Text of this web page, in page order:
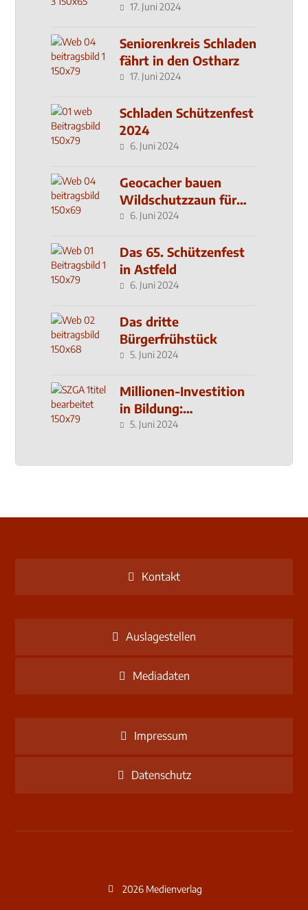
17. Juni 2024
Seniorenkreis Schladen
fährt in den Ostharz
17. Juni 2024
Schladen Schützenfest
2024
6. Juni 2024
Geocacher bauen
Wildschutzzaun für
den MachMit! Wald
6. Juni 2024
Das 65. Schützenfest
in Astfeld
6. Juni 2024
Das dritte
Bürgerfrühstück
5. Juni 2024
Millionen-Investition
in Bildung:
Schulzentrum-Neubau
5. Juni 2024
Kontakt
Auslagestellen
Mediadaten
Impressum
Datenschutz
2026 Medienverlag